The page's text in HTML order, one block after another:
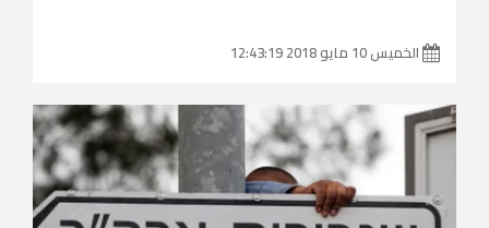
الخميس 10 مايو 2018 12:43:19